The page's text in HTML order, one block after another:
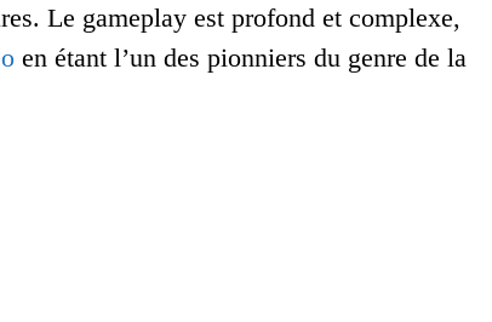
Le gameplay est profond et complexe,
en étant l’un des pionniers du genre de la